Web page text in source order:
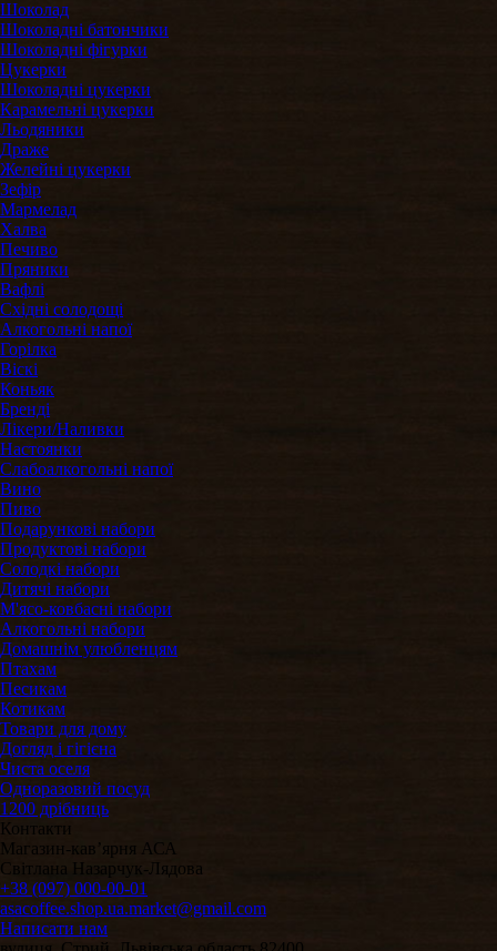
Шоколад
Шоколадні батончики
Шоколадні фігурки
Цукерки
Шоколадні цукерки
Карамельні цукерки
Льодяники
Драже
Желейні цукерки
Зефір
Мармелад
Халва
Печиво
Пряники
Вафлі
Східні солодощі
Алкогольні напої
Горілка
Віскі
Коньяк
Бренді
Лікери/Наливки
Настоянки
Слабоалкогольні напої
Вино
Пиво
Подарункові набори
Продуктові набори
Солодкі набори
Дитячі набори
М'ясо-ковбасні набори
Алкогольні набори
Домашнім улюбленцям
Птахам
Песикам
Котикам
Товари для дому
Догляд і гігієна
Чиста оселя
Одноразовий посуд
1200 дрібниць
Контакти
Магазин-кавʼярня АСА
Світлана Назарчук-Лядова
+38 (097) 000-00-01
asacoffee.shop.ua.market@gmail.com
Написати нам